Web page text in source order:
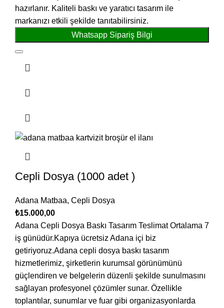
hazırlanır. Kaliteli baskı ve yaratıcı tasarım ile
markanızı etkili şekilde tanıtabilirsiniz.
Whatsapp Sipariş Bilgi
Cepli Dosya (1000 adet )
Adana Matbaa, Cepli Dosya
₺15.000,00
Adana Cepli Dosya Baskı Tasarım Teslimat Ortalama 7
iş günüdür.Kapıya ücretsiz Adana içi biz
getiriyoruz.Adana cepli dosya baskı tasarım
hizmetlerimiz, şirketlerin kurumsal görünümünü
güçlendiren ve belgelerin düzenli şekilde sunulmasını
sağlayan profesyonel çözümler sunar. Özellikle
toplantılar, sunumlar ve fuar gibi organizasyonlarda